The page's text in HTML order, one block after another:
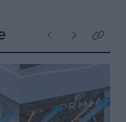
Poprzednie
NastępneKliknij